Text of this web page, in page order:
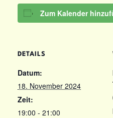
Zum Kalender
DETAILS
Datum:
18. November 2024
Zeit:
19:00 - 21:00